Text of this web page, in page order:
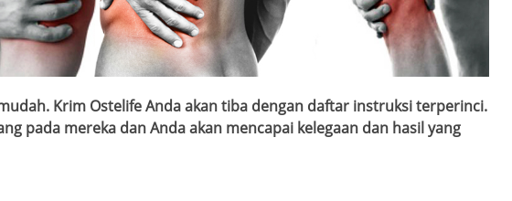
Krim Ostelife Anda akan tiba dengan daftar instruksi terperinci.
pada mereka dan Anda akan mencapai kelegaan dan hasil yang